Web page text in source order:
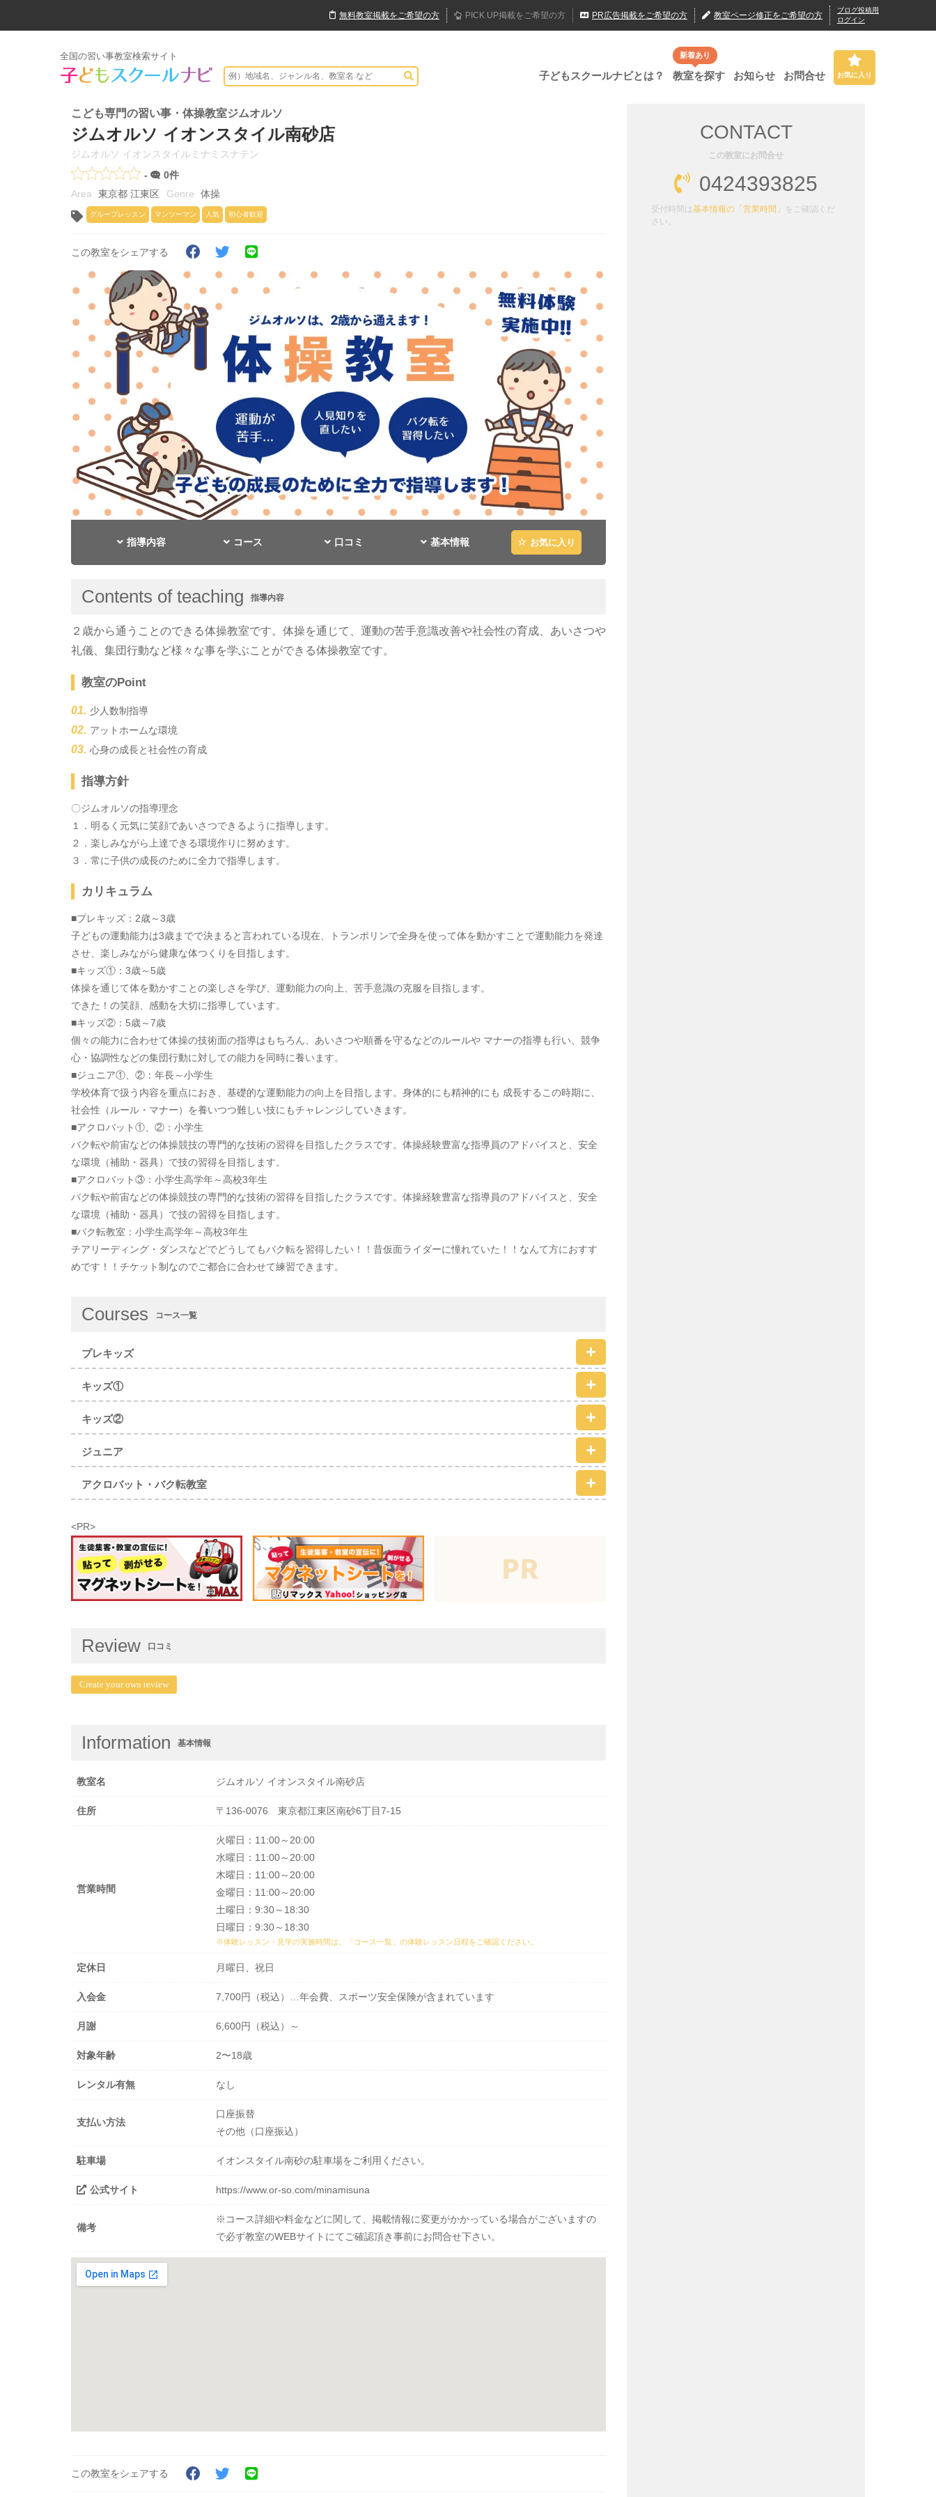
無料教室掲載をご希望の方 PICK UP掲載をご希望の方 PR広告掲載をご希望の方 教室ページ修正をご希望の方
ブログ投稿用
ログイン
全国の習い事教室検索サイト
子どもスクールナビとは？
新着あり
教室を探す お知らせ お問合せ お気に入り
こども専門の習い事・体操教室ジムオルソ
ジムオルソ イオンスタイル南砂店
ジムオルソ イオンスタイルミナミスナテン
-
0件
東京都 江東区
体操
グループレッスン マンツーマン 人気 初心者歓迎
この教室をシェアする
指導内容 コース 口コミ 基本情報 お気に入り
Contents of teaching 指導内容
２歳から通うことのできる体操教室です。体操を通じて、運動の苦手意識改善や社会性の育成、あいさつや
礼儀、集団行動など様々な事を学ぶことができる体操教室です。
教室のPoint
少人数制指導
アットホームな環境
心身の成長と社会性の育成
指導方針
〇ジムオルソの指導理念
１．明るく元気に笑顔であいさつできるように指導します。
２．楽しみながら上達できる環境作りに努めます。
３．常に子供の成長のために全力で指導します。
カリキュラム
■プレキッズ：2歳～3歳
子どもの運動能力は3歳までで決まると言われている現在、トランポリンで全身を使って体を動かすことで運動能力を発達
させ、楽しみながら健康な体つくりを目指します。
■キッズ①：3歳～5歳
体操を通じて体を動かすことの楽しさを学び、運動能力の向上、苦手意識の克服を目指します。
できた！の笑顔、感動を大切に指導しています。
■キッズ②：5歳～7歳
個々の能力に合わせて体操の技術面の指導はもちろん、あいさつや順番を守るなどのルールや マナーの指導も行い、競争
心・協調性などの集団行動に対しての能力を同時に養います。
■ジュニア①、②：年長～小学生
学校体育で扱う内容を重点におき、基礎的な運動能力の向上を目指します。身体的にも精神的にも 成長するこの時期に、
社会性（ルール・マナー）を養いつつ難しい技にもチャレンジしていきます。
■アクロバット①、②：小学生
バク転や前宙などの体操競技の専門的な技術の習得を目指したクラスです。体操経験豊富な指導員のアドバイスと、安全
な環境（補助・器具）で技の習得を目指します。
■アクロバット③：小学生高学年～高校3年生
バク転や前宙などの体操競技の専門的な技術の習得を目指したクラスです。体操経験豊富な指導員のアドバイスと、安全
な環境（補助・器具）で技の習得を目指します。
■バク転教室：小学生高学年～高校3年生
チアリーディング・ダンスなどでどうしてもバク転を習得したい！！昔仮面ライダーに憧れていた！！なんて方におすす
めです！！チケット制なのでご都合に合わせて練習できます。
Courses コース一覧
プレキッズ
キッズ①
キッズ②
ジュニア
アクロバット・バク転教室
<PR>
Review 口コミ
Create your own review
Information 基本情報
教室名 ジムオルソ イオンスタイル南砂店
住所 〒136-0076 東京都江東区南砂6丁目7‐15
営業時間
火曜日：11:00～20:00
水曜日：11:00～20:00
木曜日：11:00～20:00
金曜日：11:00～20:00
土曜日：9:30～18:30
日曜日：9:30～18:30
※体験レッスン・見学の実施時間は、 「コース一覧」の体験レッスン日程をご確認ください。
定休日 月曜日、祝日
入会金 7,700円（税込）…年会費、スポーツ安全保険が含まれています
月謝 6,600円（税込）～
対象年齢 2〜18歳
レンタル有無 なし
支払い方法
口座振替
その他（口座振込）
駐車場 イオンスタイル南砂の駐車場をご利用ください。
公式サイト https://www.or-so.com/minamisuna
備考
※コース詳細や料金などに関して、掲載情報に変更がかかっている場合がございますの
で必ず教室のWEBサイトにてご確認頂き事前にお問合せ下さい。
この教室をシェアする
CONTACT
この教室にお問合せ
0424393825
受付時間は基本情報の「営業時間」
をご確認くだ
さい。